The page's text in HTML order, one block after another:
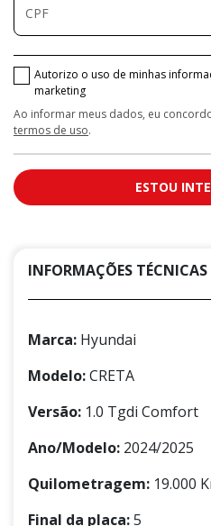
Autorizo o uso de minhas
marketing
Ao informar meus dados, eu
termos de uso.
ESTOU
INFORMAÇÕES TÉCNICAS
Marca: Hyundai
Modelo:CRETA
Versão: 1.0 Tgdi Comfort
Ano/Modelo: 2024/2025
Quilometragem: 19.000
Final da placa:5